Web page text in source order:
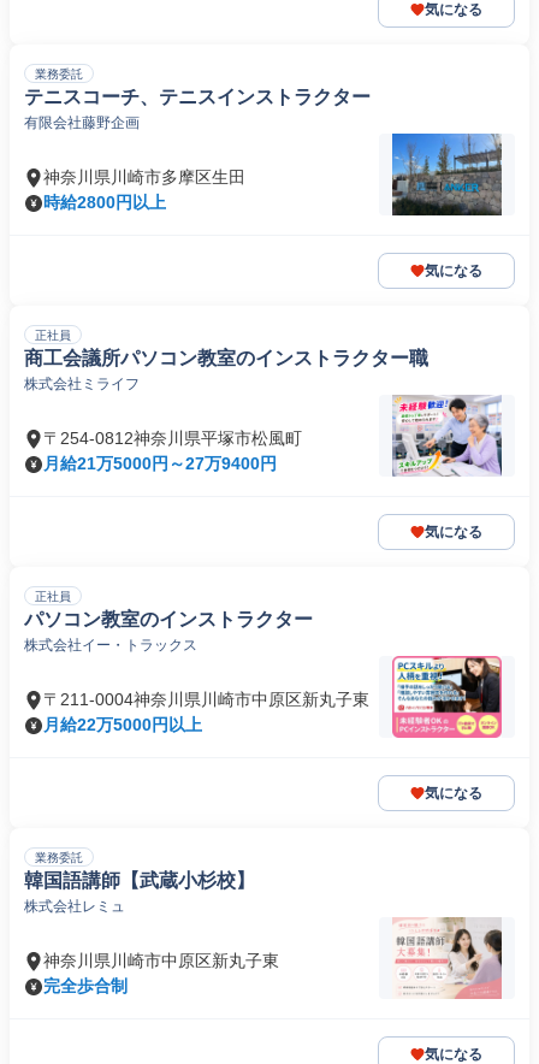
気になる
業務委託
テニスコーチ、テニスインストラクター
有限会社藤野企画
神奈川県川崎市多摩区生田
時給2800円以上
気になる
正社員
商工会議所パソコン教室のインストラクター職
株式会社ミライフ
〒254-0812神奈川県平塚市松風町
月給21万5000円～27万9400円
気になる
正社員
パソコン教室のインストラクター
株式会社イー・トラックス
〒211-0004神奈川県川崎市中原区新丸子東
月給22万5000円以上
気になる
業務委託
韓国語講師【武蔵小杉校】
株式会社レミュ
神奈川県川崎市中原区新丸子東
完全歩合制
気になる